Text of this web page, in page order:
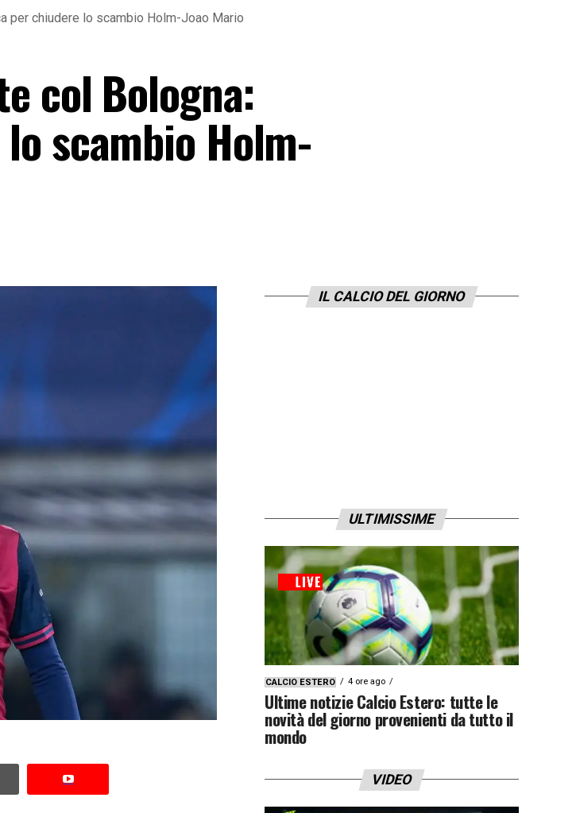
per chiudere lo scambio Holm-Joao Mario
col Bologna:
scambio Holm-
IL CALCIO DEL GIORNO
ULTIMISSIME
CALCIO ESTERO 4 ore ago
Ultime notizie Calcio Estero: tutte le
novità del giorno provenienti da tutto il
mondo
VIDEO